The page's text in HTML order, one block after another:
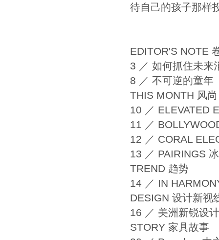
待自己的孩子那样
EDITOR'S NOTE
3 ／ 如何抓住未来
8 ／ 不可逆的童年
THIS MONTH 风尚
10 ／ ELEVATED
11 ／
12 ／ CORAL
13 ／ PAIRINGS
TREND 趋势
14 ／ IN
DESIGN 设计新视
16 ／ 美洲新锐设
STORY 家具故事